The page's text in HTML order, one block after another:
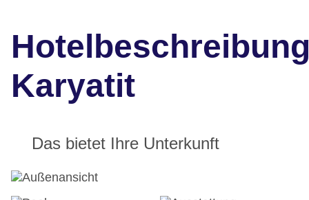
Karyatit
Das bietet Ihre Unterkunft